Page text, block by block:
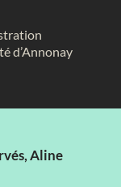
d’Annonay
Aline